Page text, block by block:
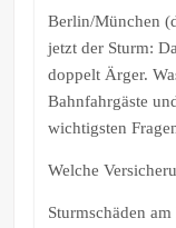
Berlin/München
jetzt der Sturm:
doppelt Ärger.
Bahnfahrgäste
wichtigsten
Welche
Sturmschäden